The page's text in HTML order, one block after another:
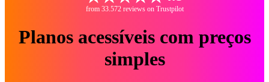
from 33.572 reviews on Trustpilot
Planos acessíveis com preços
simples